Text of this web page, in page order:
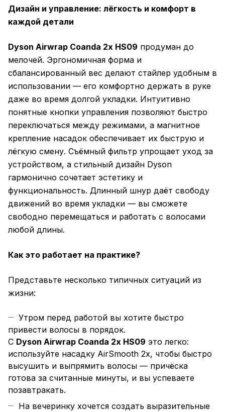
Дизайн и управление: лёгкость и комфорт в
каждой детали
Dyson Airwrap Coanda 2x HS09 продуман до
мелочей. Эргономичная форма и
сбалансированный вес делают стайлер удобным в
использовании — его комфортно держать в руке
даже во время долгой укладки. Интуитивно
понятные кнопки управления позволяют быстро
переключаться между режимами, а магнитное
крепление насадок обеспечивает их быструю и
лёгкую смену. Съёмный фильтр упрощает уход за
устройством, а стильный дизайн Dyson
гармонично сочетает эстетику и
функциональность. Длинный шнур даёт свободу
движений во время укладки — вы сможете
свободно перемещаться и работать с волосами
любой длины.
Как это работает на практике?
Представьте несколько типичных ситуаций из
жизни:
Утром перед работой вы хотите быстро
привести волосы в порядок.
С Dyson Airwrap Coanda 2x HS09 это легко:
используйте насадку AirSmooth 2x, чтобы быстро
высушить и выпрямить волосы — причёска
готова за считанные минуты, и вы успеваете
позавтракать.
На вечеринку хочется создать выразительные